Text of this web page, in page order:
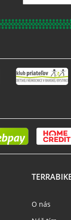
odberu
noviniek:
O nás